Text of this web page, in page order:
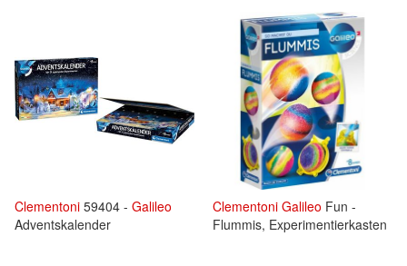
Clementoni 59404 - Galileo
Adventskalender
Clementoni Galileo Fun -
Flummis, Experimentierkasten